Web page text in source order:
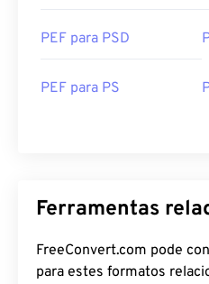
PEF para PSD
PEF para PS
Ferramentas
FreeConvert.com pode
para estes formatos